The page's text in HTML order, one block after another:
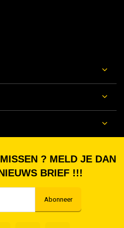
? MELD JE DAN
BRIEF !!!
Abonneer